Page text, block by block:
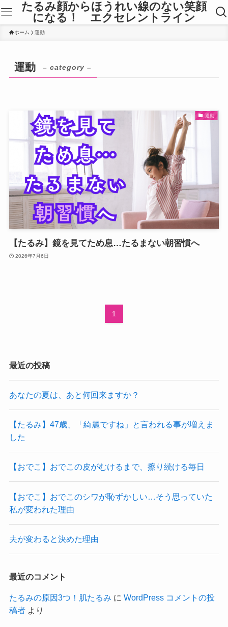
たるみ顔からほうれい線のない笑顔
になる！ エクセレントライン
ホーム 運動
運動 – category –
運動
【たるみ】鏡を見てため息…たるまない朝習慣へ
2026年7月6日
1
最近の投稿
あなたの夏は、あと何回来ますか？
【たるみ】47歳、「綺麗ですね」と言われる事が増えま
した
【おでこ】おでこの皮がむけるまで、擦り続ける毎日
【おでこ】おでこのシワが恥ずかしい…そう思っていた
私が変われた理由
夫が変わると決めた理由
最近のコメント
たるみの原因3つ！肌たるみ に WordPress コメントの投
稿者より